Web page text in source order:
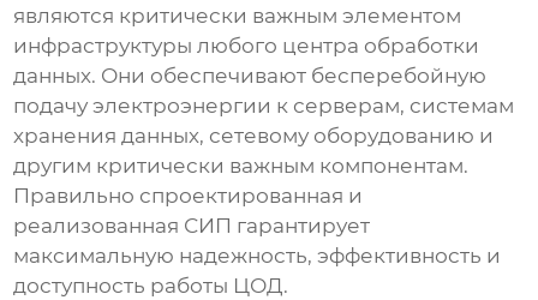
являются критически важным элементом
инфраструктуры любого центра обработки
данных. Они обеспечивают бесперебойную
подачу электроэнергии к серверам, системам
хранения данных, сетевому оборудованию и
другим критически важным компонентам.
Правильно спроектированная и
реализованная СИП гарантирует
максимальную надежность, эффективность и
доступность работы ЦОД.